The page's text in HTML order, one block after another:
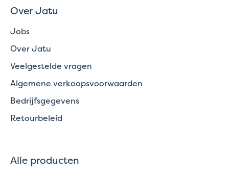
Over Jatu
Jobs
Over Jatu
Veelgestelde vragen
Algemene verkoopsvoorwaarden
Bedrijfsgegevens
Retourbeleid
Alle producten